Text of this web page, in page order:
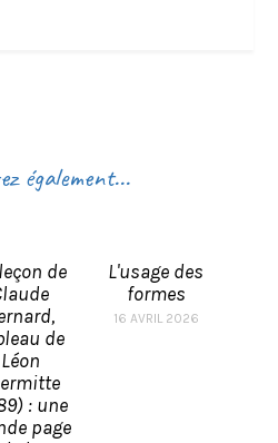
également...
de
de
Léon
: une
page
L'usage des
formes
16 AVRIL 2026